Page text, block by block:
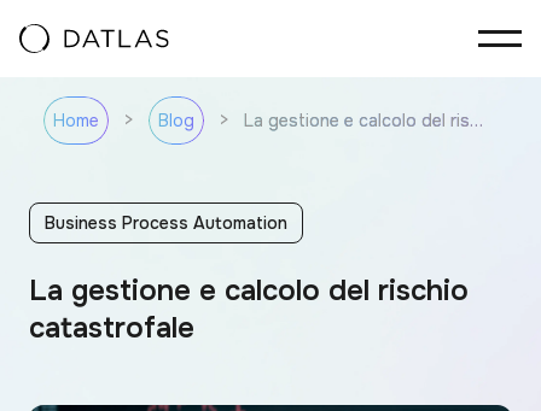
Home > Blog > La gestione e calcolo del rischio catastrofale
Business Process Automation
La gestione e calcolo del rischio
catastrofale